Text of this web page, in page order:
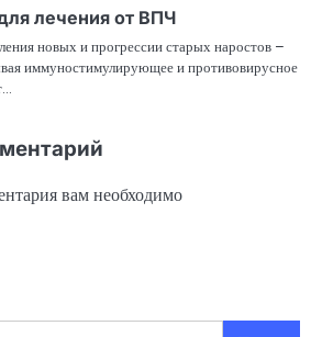
лечения от ВПЧ
новых и прогрессии старых наростов –
иммуностимулирующее и противовирусное
вам необходимо